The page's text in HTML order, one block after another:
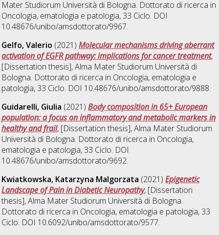
Mater Studiorum Università di Bologna. Dottorato di ricerca in
Oncologia, ematologia e patologia, 33 Ciclo. DOI
10.48676/unibo/amsdottorato/9967.
Gelfo, Valerio (2021)Molecular mechanisms driving aberrant
activation of EGFR pathway: implications for cancer treatment,
[Dissertation thesis], Alma Mater Studiorum Università di
Bologna. Dottorato di ricerca in Oncologia, ematologia e
patologia, 33 Ciclo. DOI 10.48676/unibo/amsdottorato/9888.
Guidarelli, Giulia (2021)Body composition in 65+ European
population: a focus on inflammatory and metabolic markers in
healthy and frail, [Dissertation thesis], Alma Mater Studiorum
Università di Bologna. Dottorato di ricerca in Oncologia,
ematologia e patologia, 33 Ciclo. DOI
10.48676/unibo/amsdottorato/9692.
Kwiatkowska, Katarzyna Malgorzata (2021)Epigenetic
Landscape of Pain in Diabetic Neuropathy, [Dissertation
thesis], Alma Mater Studiorum Università di Bologna.
Dottorato di ricerca in Oncologia, ematologia e patologia, 33
Ciclo. DOI 10.6092/unibo/amsdottorato/9577.